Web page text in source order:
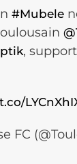
#Mubele
,
FC